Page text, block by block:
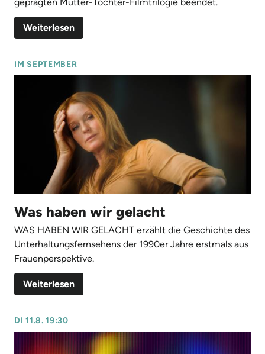
Weiterlesen
IM SEPTEMBER
Was haben wir gelacht
WAS HABEN WIR GELACHT erzählt die Geschichte des
Unterhaltungsfernsehens der 1990er Jahre erstmals aus
Frauenperspektive.
Weiterlesen
DI 11.8. 19:30